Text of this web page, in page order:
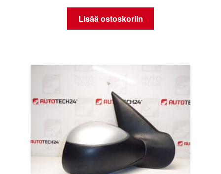
Lisää ostoskoriin